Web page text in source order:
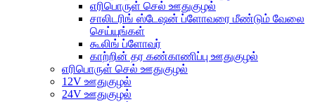
எரிபொருள் செல் ஊதுகுழல்
சாலிடரிங் ஸ்டேஷன் ப்ளோவரை மீண்டும் வேலை
செய்யுங்கள்
கூலிங் ப்ளோவர்
காற்றின் தர கண்காணிப்பு ஊதுகுழல்
எரிபொருள் செல் ஊதுகுழல்
12V ஊதுகுழல்
24V ஊதுகுழல்